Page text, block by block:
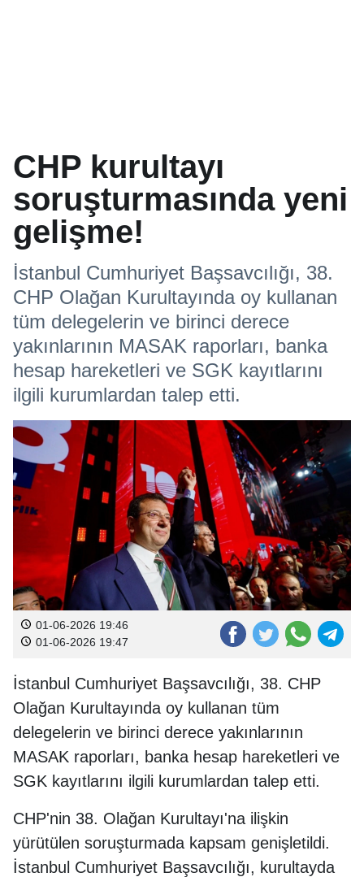
CHP kurultayı
soruşturmasında yeni
gelişme!
İstanbul Cumhuriyet Başsavcılığı, 38.
CHP Olağan Kurultayında oy kullanan
tüm delegelerin ve birinci derece
yakınlarının MASAK raporları, banka
hesap hareketleri ve SGK kayıtlarını
ilgili kurumlardan talep etti.
01-06-2026 19:46
01-06-2026 19:47
İstanbul Cumhuriyet Başsavcılığı, 38. CHP
Olağan Kurultayında oy kullanan tüm
delegelerin ve birinci derece yakınlarının
MASAK raporları, banka hesap hareketleri ve
SGK kayıtlarını ilgili kurumlardan talep etti.
CHP'nin 38. Olağan Kurultayı'na ilişkin
yürütülen soruşturmada kapsam genişletildi.
İstanbul Cumhuriyet Başsavcılığı, kurultayda